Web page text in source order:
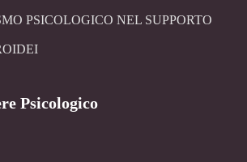
PSICOLOGICO NEL SUPPORTO
Psicologico